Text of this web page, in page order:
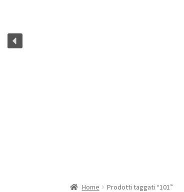
Home Prodotti taggati “101”